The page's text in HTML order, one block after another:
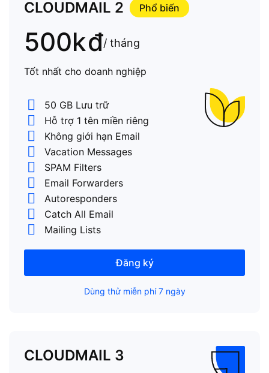
CLOUDMAIL 2 Phổ biến
500kđ/ tháng
Tốt nhất cho doanh nghiệp
50 GB Lưu trữ
Hỗ trợ 1 tên miền riêng
Không giới hạn Email
Vacation Messages
SPAM Filters
Email Forwarders
Autoresponders
Catch All Email
Mailing Lists
Đăng ký
Dùng thử miễn phí 7 ngày
CLOUDMAIL 3